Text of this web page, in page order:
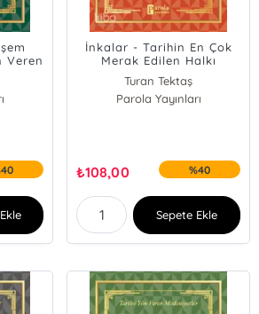
Veren
İnkalar - Tarihin En Çok
Merak Edilen Halkı
Turan Tektaş
Parola Yayınları
₺108,00 %40
Sepete Ekle